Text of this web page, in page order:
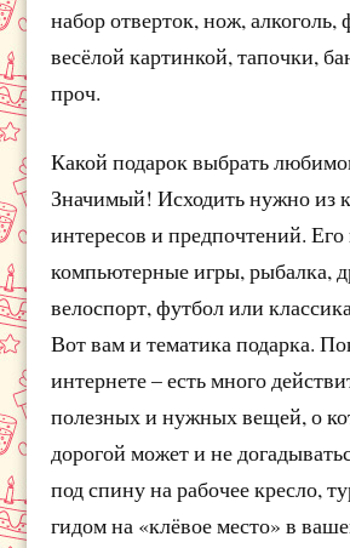
набор отверток, нож, алкоголь,
весёлой картинкой, тапочки,
проч.
Какой подарок выбрать
Значимый! Исходить нужно из
интересов и предпочтений.
компьютерные игры, рыбалка,
велоспорт, футбол или
Вот вам и тематика подарка.
интернете – есть много
полезных и нужных вещей, о
дорогой может и не
под спину на рабочее кресло,
гидом на «клёвое место» в